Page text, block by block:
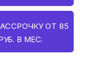
ОТ85
В МЕС.